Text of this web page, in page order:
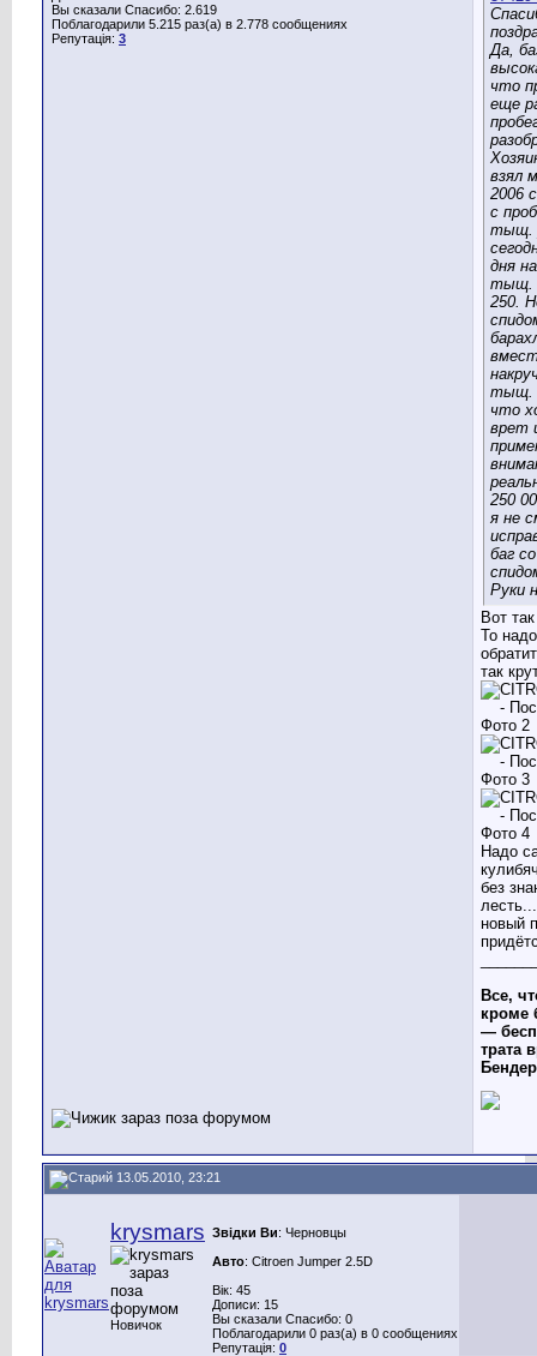
Вы сказали Спасибо: 2.619
Поблагодарили 5.215 раз(а) в 2.778 сообщениях
Репутація: 3
Да,
что
еще
взял
2006
с
тыщ.
дня
тыщ.
250.
тыщ.
что
врет
250
я не
баг со
Руки
Вот
То
так
Надо
без
новый
Все,
кроме
—
трата
13.05.2010, 23:21
krysmars
Новичок
Звідки Ви: Черновцы
Авто: Citroen Jumper 2.5D
Вік: 45
Дописи: 15
Вы сказали Спасибо: 0
Поблагодарили 0 раз(а) в 0 сообщениях
Репутація: 0